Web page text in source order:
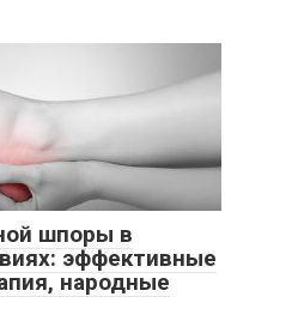
шпоры в
эффективные
народные